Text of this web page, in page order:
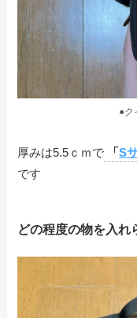
●ク
厚みは5.5ｃｍで 「S
です
どの程度の物を入れ